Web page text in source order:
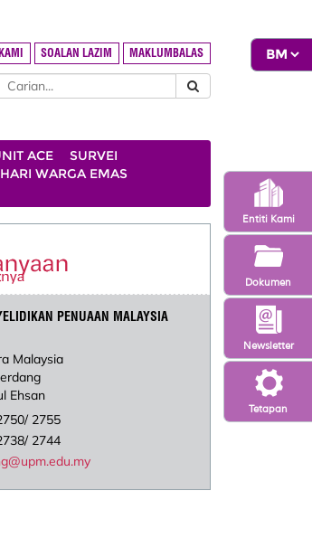
Tetapan
Newsletter
Entiti Kami
Dokumen
SOALAN LAZIM MAKLUMBALAS
ACE
SURVEI
WARGA EMAS
PENUAAN MALAYSIA
Malaysia
Ehsan
2755
2744